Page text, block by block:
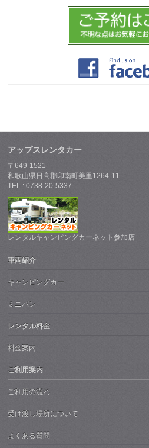
アップスレンタカー
〒649-1521
和歌山県日高郡印南町美里1264-11
TEL : 0738-20-5337
レンタルキャンピングカーネット参加店
車両紹介
キャンピングカー
ミニバン
レンタル料金
料金案内
ご利用案内
ご利用の流れ
受け渡し場所について
よくある質問